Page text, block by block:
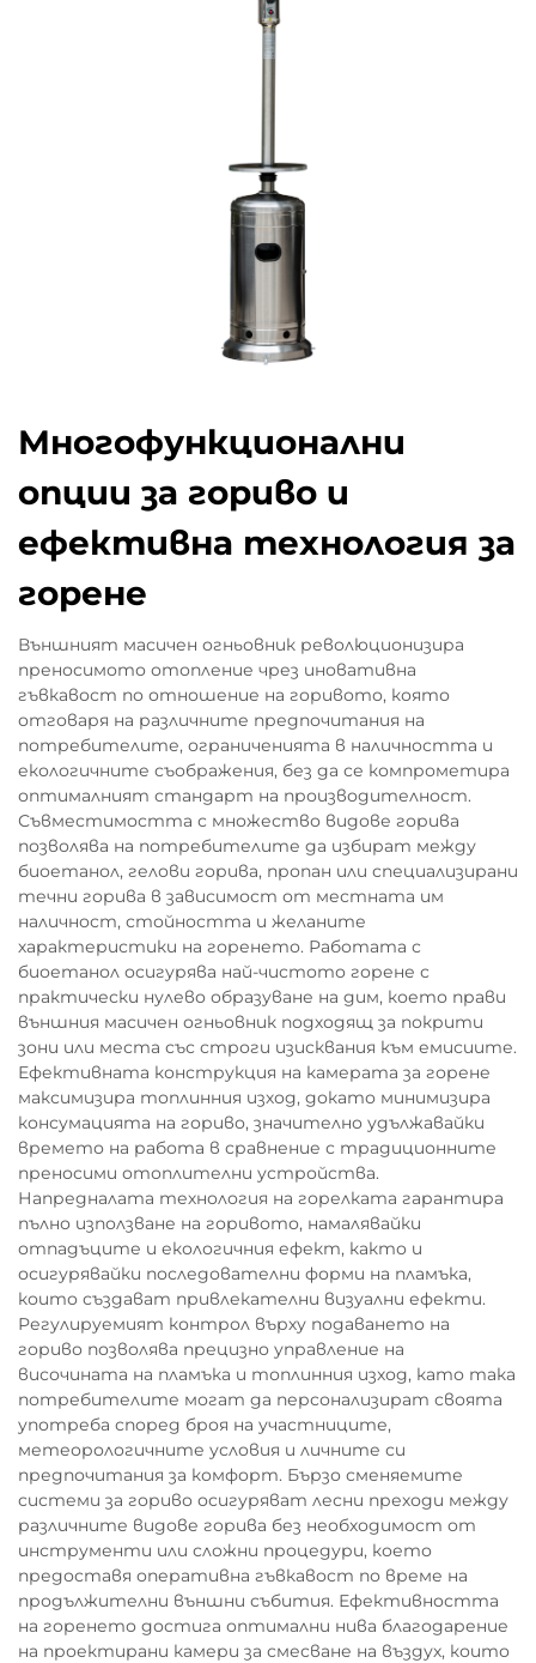
Многофункционални
опции за гориво и
ефективна технология за
горене
Външният масичен огньовник революционизира
преносимото отопление чрез иновативна
гъвкавост по отношение на горивото, която
отговаря на различните предпочитания на
потребителите, ограниченията в наличността и
екологичните съображения, без да се компрометира
оптималният стандарт на производителност.
Съвместимостта с множество видове горива
позволява на потребителите да избират между
биоетанол, гелови горива, пропан или специализирани
течни горива в зависимост от местната им
наличност, стойността и желаните
характеристики на горенето. Работата с
биоетанол осигурява най-чистото горене с
практически нулево образуване на дим, което прави
външния масичен огньовник подходящ за покрити
зони или места със строги изисквания към емисиите.
Ефективната конструкция на камерата за горене
максимизира топлинния изход, докато минимизира
консумацията на гориво, значително удължавайки
времето на работа в сравнение с традиционните
преносими отоплителни устройства.
Напредналата технология на горелката гарантира
пълно използване на горивото, намалявайки
отпадъците и екологичния ефект, както и
осигурявайки последователни форми на пламъка,
които създават привлекателни визуални ефекти.
Регулируемият контрол върху подаването на
гориво позволява прецизно управление на
височината на пламъка и топлинния изход, като така
потребителите могат да персонализират своята
употреба според броя на участниците,
метеорологичните условия и личните си
предпочитания за комфорт. Бързо сменяемите
системи за гориво осигуряват лесни преходи между
различните видове горива без необходимост от
инструменти или сложни процедури, което
предоставя оперативна гъвкавост по време на
продължителни външни събития. Ефективността
на горенето достига оптимални нива благодарение
на проектирани камери за смесване на въздух, които